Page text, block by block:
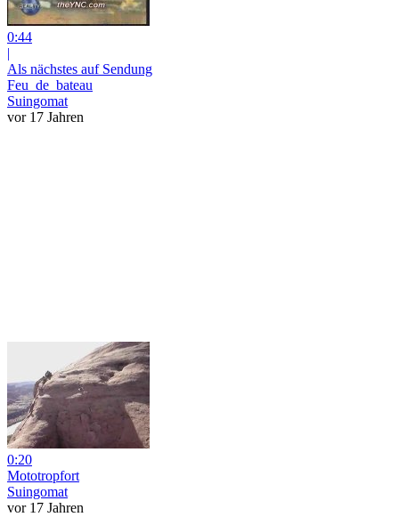
0:44
|
Als nächstes auf Sendung
Feu_de_bateau
Suingomat
vor 17 Jahren
0:20
Mototropfort
Suingomat
vor 17 Jahren